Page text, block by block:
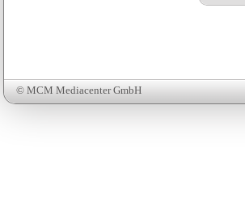
© MCM Mediacenter GmbH